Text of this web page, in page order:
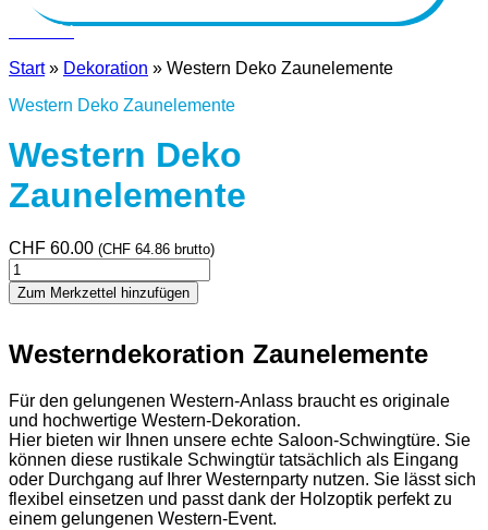
Kontakt
Start» Dekoration » Western Deko Zaunelemente
Western Deko Zaunelemente
Western Deko
Zaunelemente
CHF 60.00 (CHF 64.86 brutto)
Western
Deko
Zaunelemente
Zum Merkzettel hinzufügen
Westerndekoration Zaunelemente
Für den gelungenen Western-Anlass braucht es originale
und hochwertige Western-Dekoration.
Hier bieten wir Ihnen unsere echte Saloon-Schwingtüre. Sie
können diese rustikale Schwingtür tatsächlich als Eingang
oder Durchgang auf Ihrer Westernparty nutzen. Sie lässt sich
flexibel einsetzen und passt dank der Holzoptik perfekt zu
einem gelungenen Western-Event.